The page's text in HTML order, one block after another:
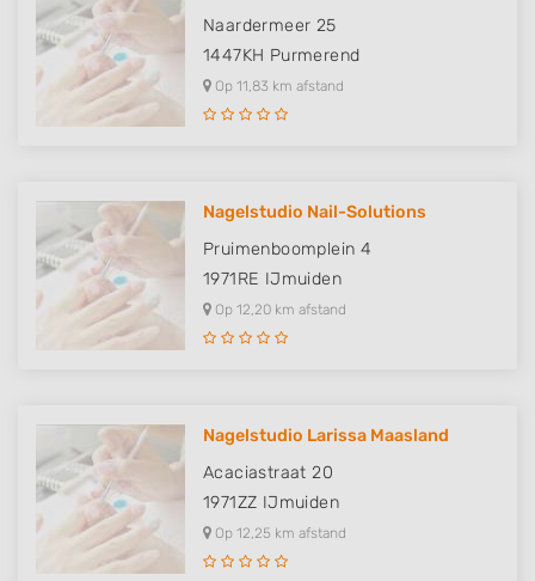
Naardermeer 25
1447KH Purmerend
Op 11,83 km afstand
Nagelstudio Nail-Solutions
Pruimenboomplein 4
1971RE IJmuiden
Op 12,20 km afstand
Nagelstudio Larissa Maasland
Acaciastraat 20
1971ZZ IJmuiden
Op 12,25 km afstand